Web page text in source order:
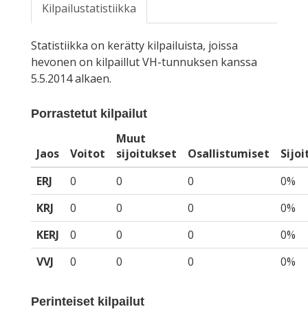
Kilpailustatistiikka
Statistiikka on kerätty kilpailuista, joissa
hevonen on kilpaillut VH-tunnuksen kanssa
5.5.2014 alkaen.
Porrastetut kilpailut
Jaos Voitot
Muut
sijoitukset
Osallistumiset
ERJ
0 0 0
0%
KRJ
0 0 0
0%
KERJ
0 0 0
0%
VVJ
0 0 0 0%
Perinteiset kilpailut